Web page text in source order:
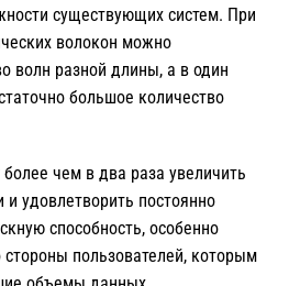
существующих систем. При
волокон можно
волн разной длины, а в один
большое количество
чем в два раза увеличить
удовлетворить постоянно
способность, особенно
пользователей, которым